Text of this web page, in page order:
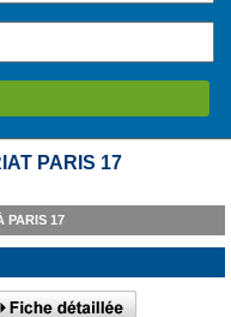
PARIS 17
PARIS 17